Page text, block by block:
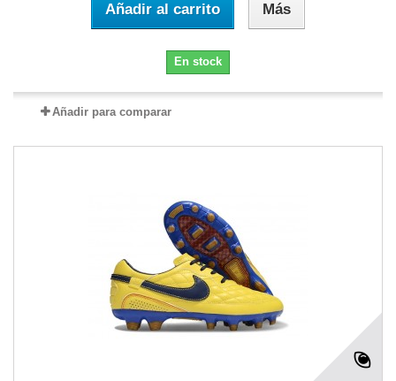
Añadir al carrito Más
En stock
Añadir para comparar